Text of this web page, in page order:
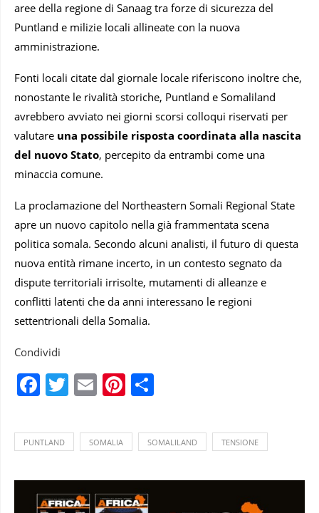
aree della regione di Sanaag tra forze di sicurezza del
Puntland e milizie locali allineate con la nuova
amministrazione.
Fonti locali citate dal giornale locale riferiscono inoltre che,
nonostante le rivalità storiche, Puntland e Somaliland
avrebbero avviato nei giorni scorsi colloqui riservati per
valutare una possibile risposta coordinata alla nascita
del nuovo Stato, percepito da entrambi come una
minaccia comune.
La proclamazione del Northeastern Somali Regional State
apre un nuovo capitolo nella già frammentata scena
politica somala. Secondo alcuni analisti, il futuro di questa
nuova entità rimane incerto, in un contesto segnato da
dispute territoriali irrisolte, mutamenti di alleanze e
conflitti latenti che da anni interessano le regioni
settentrionali della Somalia.
Condividi
Facebook
Twitter
EmailPinterest
PUNTLAND SOMALIA SOMALILAND TENSIONE